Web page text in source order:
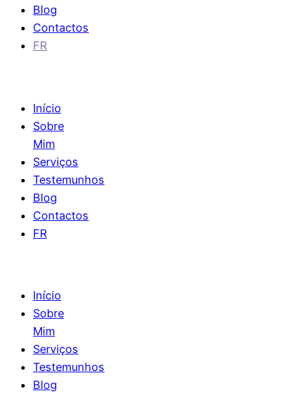
Blog
Contactos
FR
Início
Sobre
Mim
Serviços
Testemunhos
Blog
Contactos
FR
Início
Sobre
Mim
Serviços
Testemunhos
Blog